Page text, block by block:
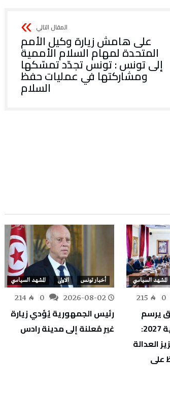
على هامش زيارة وكيل الأمم
المتحدة لمهام السلام الأممية
إلى تونس : تونس تجدّد تمسّكها
ومشاركتها في عمليات حفظ
السلام
المشهد السياسي
215
يرسم
ملامح قانون المالية 2027:
العدالة
على
أخبار تونس الاولى المشهد السياسي
2026-08-02
214
رئيس الجمهورية يُؤدي زيارة
غير مُعلنة إلى مدينة رادس